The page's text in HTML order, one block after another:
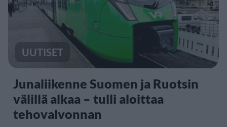
UUTISET
Junaliikenne Suomen ja Ruotsin
välillä alkaa – tulli aloittaa
tehovalvonnan